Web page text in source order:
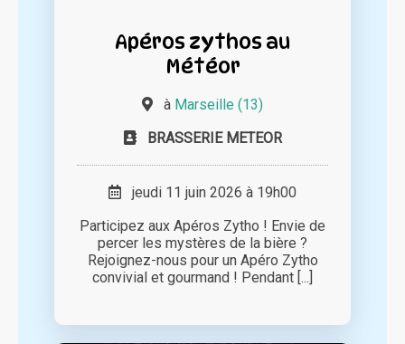
Apéros zythos au
Météor
à Marseille (13)
BRASSERIE METEOR
jeudi 11 juin 2026 à 19h00
Participez aux Apéros Zytho ! Envie de
percer les mystères de la bière ?
Rejoignez-nous pour un Apéro Zytho
convivial et gourmand ! Pendant [...]